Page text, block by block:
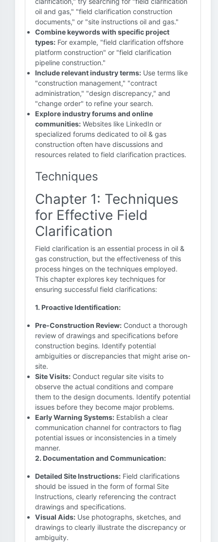
oil and gas," "field clarification construction
documents," or "site instructions oil and gas."
Combine keywords with specific project
types: For example, "field clarification offshore
platform construction" or "field clarification
pipeline construction."
Include relevant industry terms: Use terms like
"construction management," "contract
administration," "design discrepancy," and
"change order" to refine your search.
Explore industry forums and online
communities: Websites like LinkedIn or
specialized forums dedicated to oil & gas
construction often have discussions and
resources related to field clarification practices.
Techniques
Chapter 1: Techniques
for Effective Field
Clarification
Field clarification is an essential process in oil &
gas construction, but the effectiveness of this
process hinges on the techniques employed.
This chapter explores key techniques for
ensuring successful field clarifications:
1. Proactive Identification:
Pre-Construction Review: Conduct a thorough
review of drawings and specifications before
construction begins. Identify potential
ambiguities or discrepancies that might arise on-
site.
Site Visits: Conduct regular site visits to
observe the actual conditions and compare
them to the design documents. Identify potential
issues before they become major problems.
Early Warning Systems: Establish a clear
communication channel for contractors to flag
potential issues or inconsistencies in a timely
manner.
2. Documentation and Communication:
Detailed Site Instructions: Field clarifications
should be issued in the form of formal Site
Instructions, clearly referencing the contract
drawings and specifications.
Visual Aids: Use photographs, sketches, and
drawings to clearly illustrate the discrepancy or
ambiguity.